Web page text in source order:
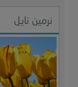
نرمين نايل